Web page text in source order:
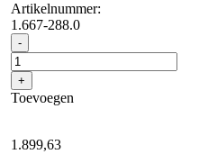
Artikelnummer:
1.667-288.0
- NT
75/2
Tact²
Me
aantal
+
Toevoegen
1.899,63